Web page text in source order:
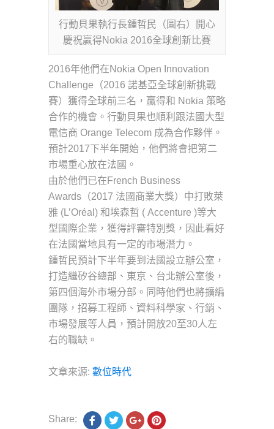
行動貝果執行長鍾哲民（圖右）開心
慶祝贏得Nokia 2016全球創新比賽
2016年他們在Nokia Open Innovation
Challenge（2016 諾基亞全球創新挑戰
賽）獲得全球前三名，贏得和 Nokia 策略
合作的機會。行動貝果也順利跟法國大型
電信商 Orange Telecom 成為合作夥伴。
預計2017下半年開始，他們將會把第二
市場重心放在法國。
由於他們已在French Business
Awards（2017 法國商業大獎）中打敗萊
雅 (L’Oréal) 和埃森哲 ( Accenture )等大
型國際企業，獲得評審特別獎，因此看好
在法國當地具有一定的市場潛力。
鍾哲民預計下半年要到法國設立辦公室，
打造繼矽谷總部、東京、台北辦公室後，
第四個海外市場分部。同時他們也將擴編
團隊，招募工程師、資料科學家、行銷、
市場發展等人員，預計開放20至30人左
右的職缺。
文章來源: 數位時代
Share: